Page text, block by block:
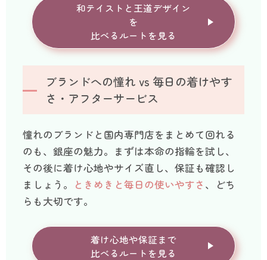
和テイストと王道デザイン
を
比べるルートを見る
ブランドへの憧れ vs 毎日の着けやす
さ・アフターサービス
憧れのブランドと国内専門店をまとめて回れる
のも、銀座の魅力。まずは本命の指輪を試し、
その後に着け心地やサイズ直し、保証も確認し
ましょう。
ときめきと毎日の使いやすさ 、どち
らも大切です。
着け心地や保証まで
比べるルートを見る